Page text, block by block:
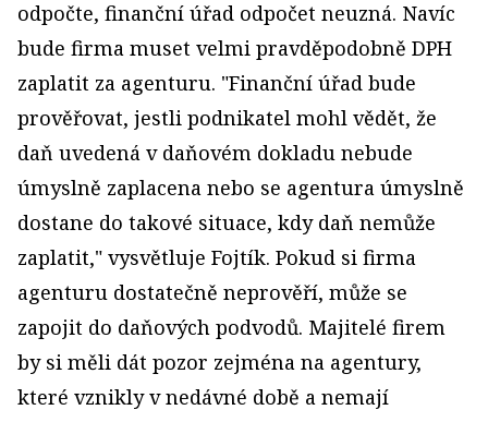
odpočte, finanční úřad odpočet neuzná. Navíc
bude firma muset velmi pravděpodobně DPH
zaplatit za agenturu. "Finanční úřad bude
prověřovat, jestli podnikatel mohl vědět, že
daň uvedená v daňovém dokladu nebude
úmyslně zaplacena nebo se agentura úmyslně
dostane do takové situace, kdy daň nemůže
zaplatit," vysvětluje Fojtík. Pokud si firma
agenturu dostatečně neprověří, může se
zapojit do daňových podvodů. Majitelé firem
by si měli dát pozor zejména na agentury,
které vznikly v nedávné době a nemají